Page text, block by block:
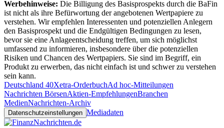
Werbehinweise: Die Billigung des Basisprospekts durch die BaFin
ist nicht als ihre Befürwortung der angebotenen Wertpapiere zu
verstehen. Wir empfehlen Interessenten und potenziellen Anlegern
den Basisprospekt und die Endgültigen Bedingungen zu lesen,
bevor sie eine Anlageentscheidung treffen, um sich möglichst
umfassend zu informieren, insbesondere über die potenziellen
Risiken und Chancen des Wertpapiers. Sie sind im Begriff, ein
Produkt zu erwerben, das nicht einfach ist und schwer zu verstehen
sein kann.
Deutschland 40Xetra-OrderbuchAd hoc-Mitteilungen
Nachrichten BörsenAktien-EmpfehlungenBranchen
MedienNachrichten-Archiv
Datenschutzeinstellungen Mediadaten